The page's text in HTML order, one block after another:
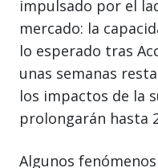
impulsado por el
mercado: la
lo esperado tras
unas semanas
los impactos de la
prolongarán hasta
Algunos